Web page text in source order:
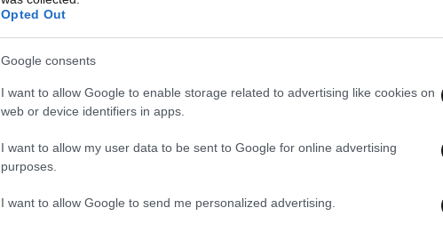
Opted Out
Google consents
I want to allow Google to enable storage related to advertising like cookies on
web or device identifiers in apps.
I want to allow my user data to be sent to Google for online advertising
purposes.
I want to allow Google to send me personalized advertising.